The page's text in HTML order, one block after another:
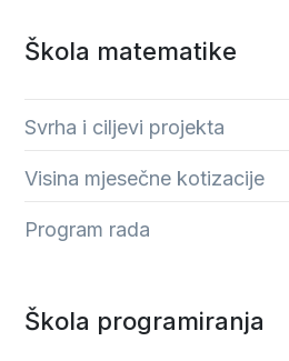
Škola matematike
Svrha i ciljevi projekta
Visina mjesečne kotizacije
Program rada
Škola programiranja